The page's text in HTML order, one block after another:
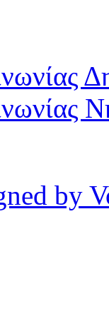
by